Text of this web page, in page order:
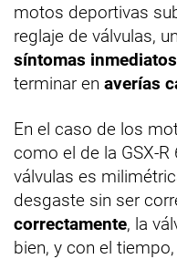
motos deportivas
reglaje de válvulas,
síntomas inmediatos
terminar en averías
En el caso de los
como el de la GSX-
válvulas es
desgaste sin ser
correctamente, la
bien, y con el tiempo,